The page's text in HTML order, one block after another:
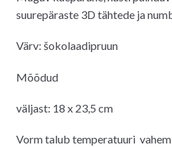
12.00€.10.00€.
suurepäraste 3D tähtede ja
Värv: šokolaadipruun
Mõõdud
väljast: 18 x 23,5 cm
Vorm talub temperatuuri